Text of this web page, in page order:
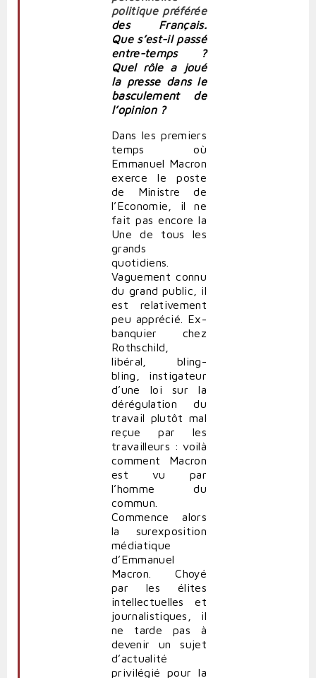
politique préférée
des Français.
Que s’est-il passé
entre-temps ?
Quel rôle a joué
la presse dans le
basculement de
l’opinion ?
Dans les premiers
temps où
Emmanuel Macron
exerce le poste
de Ministre de
l’Economie, il ne
fait pas encore la
Une de tous les
grands
quotidiens.
Vaguement connu
du grand public, il
est relativement
peu apprécié. Ex-
banquier chez
Rothschild,
libéral, bling-
bling, instigateur
d’une loi sur la
dérégulation du
travail plutôt mal
reçue par les
travailleurs : voilà
comment Macron
est vu par
l’homme du
commun.
Commence alors
la surexposition
médiatique
d’Emmanuel
Macron. Choyé
par les élites
intellectuelles et
journalistiques, il
ne tarde pas à
devenir un sujet
d’actualité
privilégié pour la